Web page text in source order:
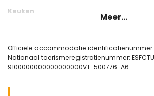
Keuken
waterkoker en broodrooster
Slaapkamers en badkamers
Meer...
Officiële accommodatie
Nationaal toerismeregistratienummer:
9100000000000000000VT-500776-A6